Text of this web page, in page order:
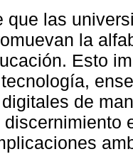
que las
la
Esto
de